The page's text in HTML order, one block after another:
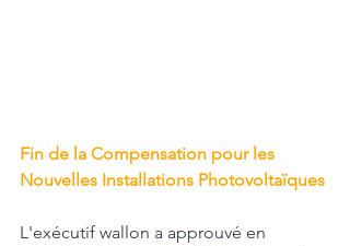
Fin de la Compensation pour les
Nouvelles Installations Photovoltaïques
L'exécutif wallon a approuvé en